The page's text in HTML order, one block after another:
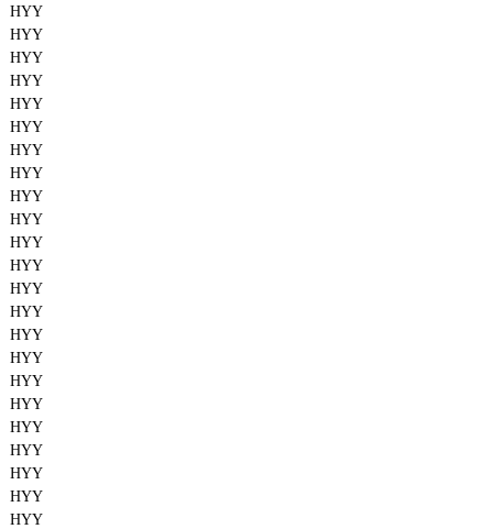
HYY
HYY
HYY
HYY
HYY
HYY
HYY
HYY
HYY
HYY
HYY
HYY
HYY
HYY
HYY
HYY
HYY
HYY
HYY
HYY
HYY
HYY
HYY